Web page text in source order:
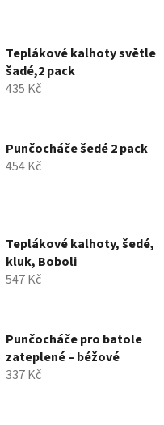
Teplákové kalhoty světle
šadé,2 pack
435 Kč
Punčocháče šedé 2 pack
454 Kč
Teplákové kalhoty, šedé,
kluk, Boboli
547 Kč
Punčocháče pro batole
zateplené – béžové
337 Kč